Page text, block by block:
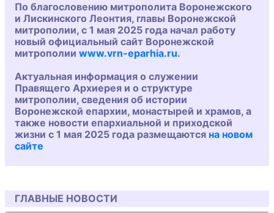
По благословению митрополита Воронежского
и Лискинского Леонтия, главы Воронежской
митрополии, с 1 мая 2025 года начал работу
новый официальный сайт Воронежской
митрополии www.vrn-eparhia.ru.
Актуальная информация о служении
Правящего Архиерея и о структуре
митрополии, сведения об истории
Воронежской епархии, монастырей и храмов, а
также новости епархиальной и приходской
жизни с 1 мая 2025 года размещаются на новом
сайте
ГЛАВНЫЕ НОВОСТИ